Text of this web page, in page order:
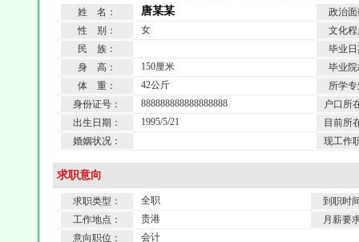
姓 名： 唐某某
政治
性 别：
女
文化
民 族：
毕业
身 高：
150厘米
毕业
体 重：
42公斤
所学
身份证号：
888888888888888888
户口所
出生日期：
1995/5/21
目前所
婚姻状况：
现工作
求职意向
求职类型： 全职
到职时
工作地点：
贵港
月薪要
意向职位：
会计